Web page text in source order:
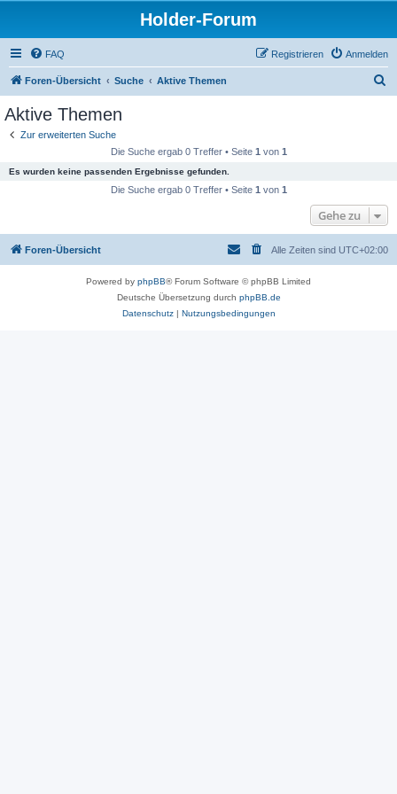
Holder-Forum
FAQ Anmelden
Registrieren
Foren-Übersicht Suche Aktive Themen
Aktive Themen
Zur erweiterten Suche
Die Suche ergab 0 Treffer • Seite 1 von 1
Es wurden keine passenden Ergebnisse gefunden.
Die Suche ergab 0 Treffer • Seite 1 von 1
Gehe zu
Foren-Übersicht Alle Zeiten sind UTC+02:00
Powered by phpBB® Forum Software © phpBB Limited
Deutsche Übersetzung durch phpBB.de
Datenschutz| Nutzungsbedingungen